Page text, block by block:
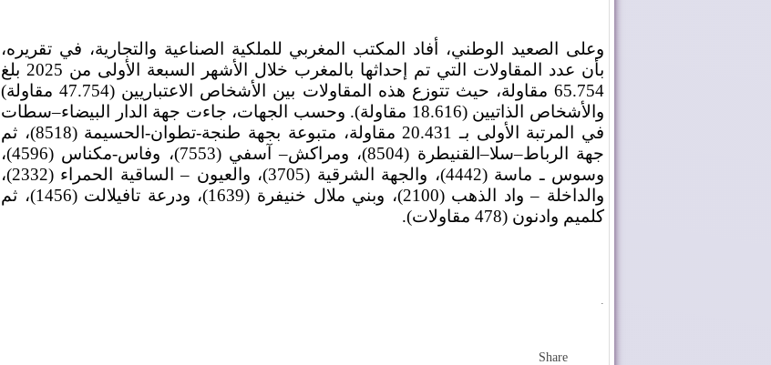
وعلى الصعيد الوطني، أفاد المكتب المغربي للملكية الصناعية والتجارية، في تقريره،
بأن عدد المقاولات التي تم إحداثها بالمغرب خلال الأشهر السبعة الأولى من 2025 بلغ
65.754 مقاولة، حيث تتوزع هذه المقاولات بين الأشخاص الاعتباريين (47.754 مقاولة)
والأشخاص الذاتيين (18.616 مقاولة). وحسب الجهات، جاءت جهة الدار البيضاء–سطات
في المرتبة الأولى بـ 20.431 مقاولة، متبوعة بجهة طنجة-تطوان-الحسيمة (8518)، ثم
جهة الرباط–سلا–القنيطرة (8504)، ومراكش– آسفي (7553)، وفاس-مكناس (4596)،
وسوس ـ ماسة (4442)، والجهة الشرقية (3705)، والعيون – الساقية الحمراء (2332)،
والداخلة – واد الذهب (2100)، وبني ملال خنيفرة (1639)، ودرعة تافيلالت (1456)، ثم
كلميم وادنون (478 مقاولات).
Share